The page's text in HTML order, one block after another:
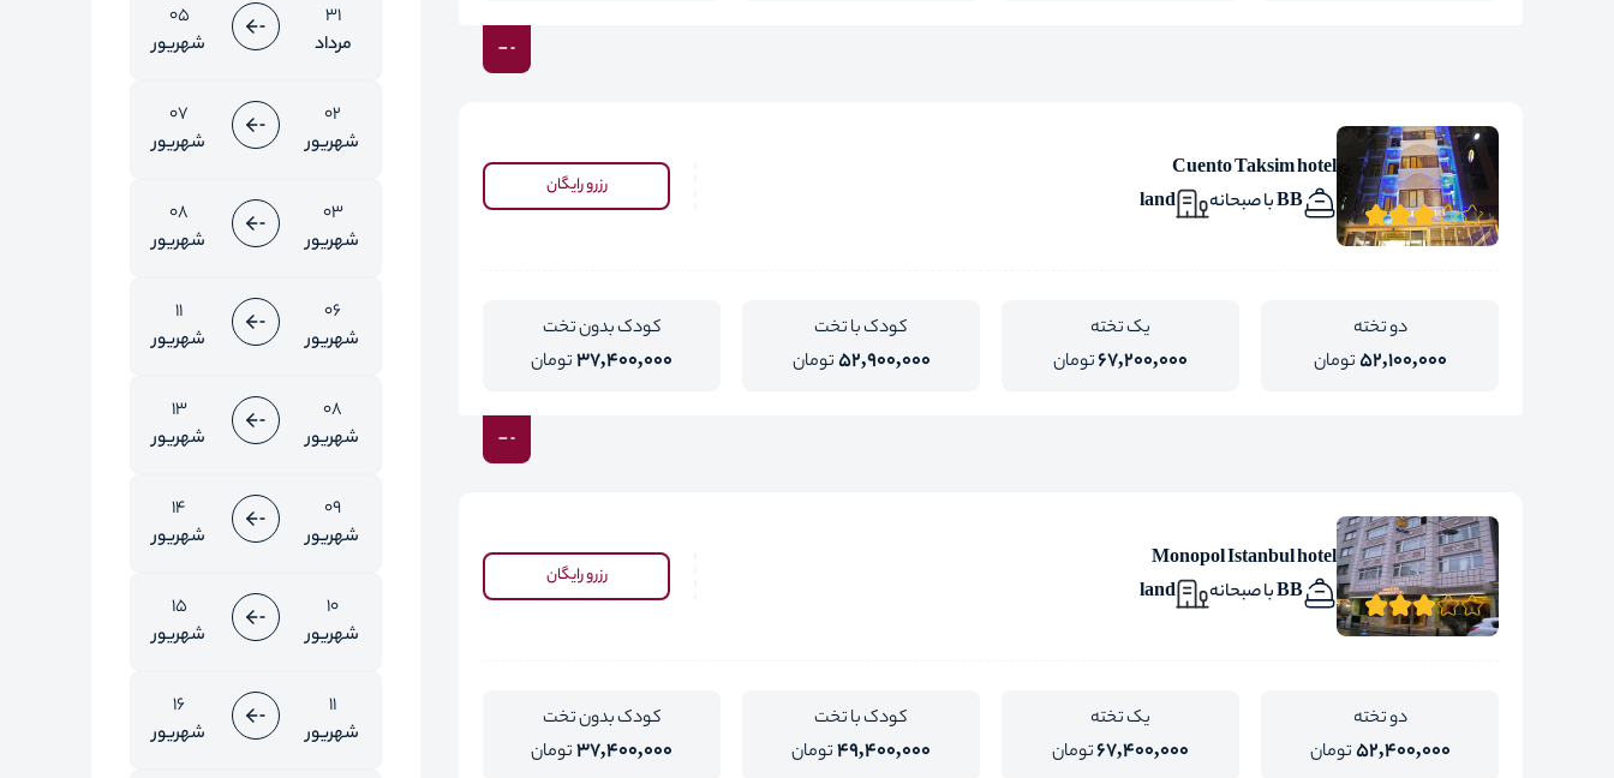
Cuento Taksim hotel
BB با صبحانه
land
رزرو رایگان
دو تخته
52,100,000تومان
یک تخته
67,200,000تومان
کودک با تخت
52,900,000تومان
کودک بدون تخت
37,400,000تومان
Monopol Istanbul hotel
BB با صبحانه
land
رزرو رایگان
دو تخته
52,400,000تومان
یک تخته
67,400,000تومان
کودک با تخت
49,400,000تومان
کودک بدون تخت
37,400,000تومان
31
مرداد
05
شهریور
02
شهریور
07
شهریور
03
شهریور
08
شهریور
06
شهریور
11
شهریور
08
شهریور
13
شهریور
09
شهریور
14
شهریور
10
شهریور
15
شهریور
11
شهریور
16
شهریور